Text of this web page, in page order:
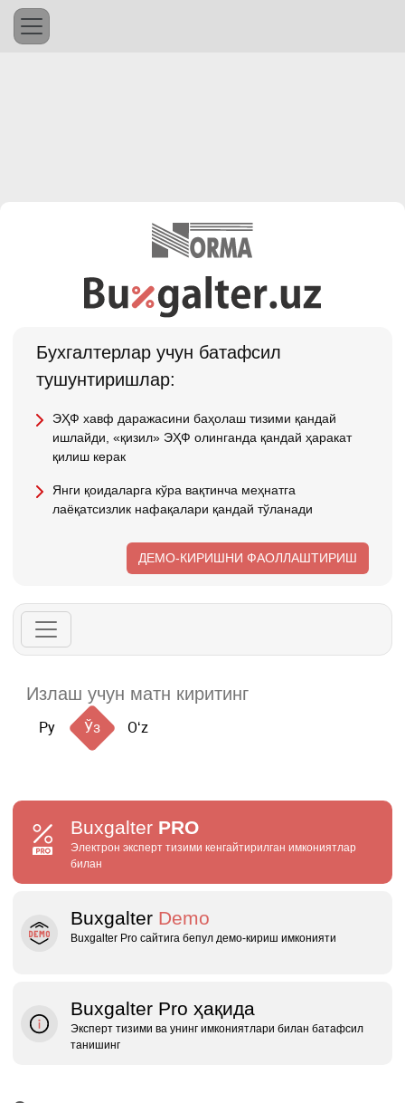
Бухгалтерлар учун батафсил
тушунтиришлар:
ЭҲФ хавф даражасини баҳолаш тизими қандай
ишлайди, «қизил» ЭҲФ олинганда қандай ҳаракат
қилиш керак
Янги қоидаларга кўра вақтинча меҳнатга
лаёқатсизлик нафақалари қандай тўланади
ДЕМО-КИРИШНИ ФАОЛЛАШТИРИШ
Ру Ўз Oʻz
Buxgalter PRO
Электрон эксперт тизими кенгайтирилган имкониятлар
билан
Buxgalter Demo
Buxgalter Pro сайтига бепул демо‑кириш имконияти
Buxgalter Pro ҳақида
Эксперт тизими ва унинг имкониятлари билан батафсил
танишинг